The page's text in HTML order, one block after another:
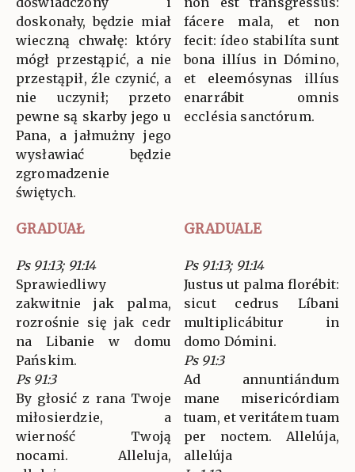
doskonały, będzie miał
wieczną chwałę: który
mógł przestąpić, a nie
przestąpił, źle czynić, a
nie uczynił; przeto
pewne są skarby jego u
Pana, a jałmużny jego
wysławiać będzie
zgromadzenie
świętych.
fácere mala, et non
fecit: ídeo stabilíta sunt
bona illíus in Dómino,
et eleemósynas illíus
enarrábit omnis
ecclésia sanctórum.
GRADUAŁ GRADUALE
Ps 91:13; 91:14
Sprawiedliwy
zakwitnie jak palma,
rozrośnie się jak cedr
na Libanie w domu
Pańskim.
Ps 91:3
By głosić z rana Twoje
miłosierdzie, a
wierność Twoją
nocami. Alleluja,
Ps 91:13; 91:14
Justus ut palma florébit:
sicut cedrus Líbani
multiplicábitur in
domo Dómini.
Ps 91:3
Ad annuntiándum
mane misericórdiam
tuam, et veritátem tuam
per noctem. Allelúja,
allelúja